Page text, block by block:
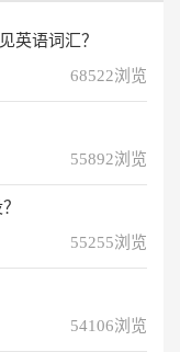
英语词汇？
68522浏览
55892浏览
55255浏览
54106浏览